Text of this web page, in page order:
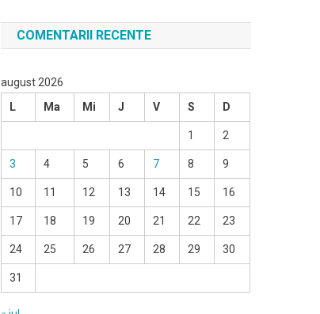
COMENTARII RECENTE
august 2026
L
Ma Mi J V S D
1 2
3 4 5 6 7 8 9
10 11 12 13 14 15 16
17 18 19 20 21 22 23
24 25 26 27 28 29 30
31